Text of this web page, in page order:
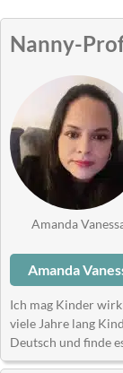
Nanny-
Amanda
Amanda
Ich mag Kinder
viele Jahre lang
Deutsch und finde